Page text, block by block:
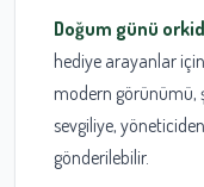
Doğum günü
hediye arayanlar
modern görünümü,
sevgiliye,
gönderilebilir.